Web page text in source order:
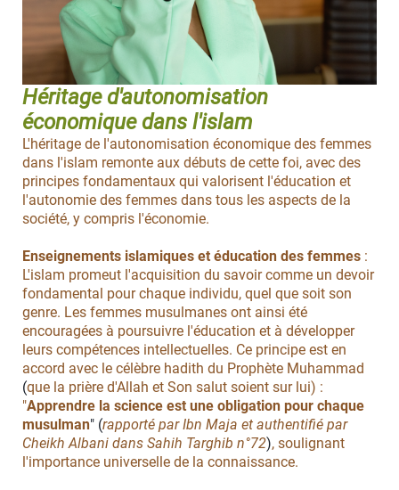
Héritage d'autonomisation
économique dans l'islam
L'héritage de l'autonomisation économique des femmes
dans l'islam remonte aux débuts de cette foi, avec des
principes fondamentaux qui valorisent l'éducation et
l'autonomie des femmes dans tous les aspects de la
société, y compris l'économie.
Enseignements islamiques et éducation des femmes :
L'islam promeut l'acquisition du savoir comme un devoir
fondamental pour chaque individu, quel que soit son
genre. Les femmes musulmanes ont ainsi été
encouragées à poursuivre l'éducation et à développer
leurs compétences intellectuelles. Ce principe est en
accord avec le célèbre hadith du Prophète Muhammad
(que la prière d'Allah et Son salut soient sur lui) :
"Apprendre la science est une obligation pour chaque
musulman" (rapporté par Ibn Maja et authentifié par
Cheikh Albani dans Sahih Targhib n°72), soulignant
l'importance universelle de la connaissance.